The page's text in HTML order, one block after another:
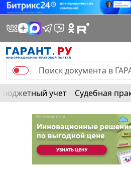
Бюджетный учет Судебная